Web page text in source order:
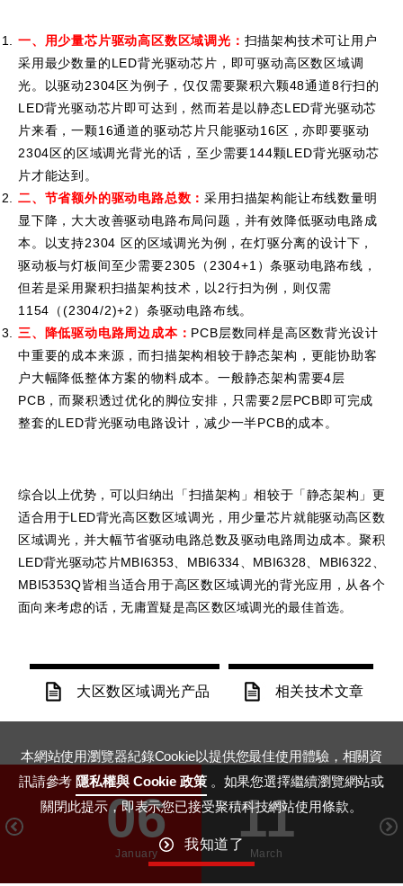
一、用少量芯片驱动高区数区域调光 ： 扫描架构技术可让用户
采用最少数量的LED背光驱动芯片，即可驱动高区数区域调
光。以驱动2304区为例子，仅仅需要聚积六颗48通道8行扫的
LED背光驱动芯片即可达到，然而若是以静态LED背光驱动芯
片来看，一颗16通道的驱动芯片只能驱动16区，亦即要驱动
2304区的区域调光背光的话，至少需要144颗LED背光驱动芯
片才能达到。
二、节省额外的驱动电路总数 ：采用扫描架构能让布线数量明
显下降，大大改善驱动电路布局问题，并有效降低驱动电路成
本。以支持2304 区的区域调光为例，在灯驱分离的设计下，
驱动板与灯板间至少需要2305（2304+1）条驱动电路布线，
但若是采用聚积扫描架构技术，以2行扫为例，则仅需
1154（(2304/2)+2）条驱动电路布线。
三、降低驱动电路周边成本： PCB层数同样是高区数背光设计
中重要的成本来源，而扫描架构相较于静态架构，更能协助客
户大幅降低整体方案的物料成本。一般静态架构需要4层
PCB，而聚积透过优化的脚位安排，只需要2层PCB即可完成
整套的LED背光驱动电路设计，减少一半PCB的成本。
综合以上优势，可以归纳出「扫描架构」相较于「静态架构」更
适合用于LED背光高区数区域调光，用少量芯片就能驱动高区数
区域调光，并大幅节省驱动电路总数及驱动电路周边成本。聚积
LED背光驱动芯片MBI6353、MBI6334、MBI6328、MBI6322、
MBI5353Q皆相当适合用于高区数区域调光的背光应用，从各个
面向来考虑的话，无庸置疑是高区数区域调光的最佳首选。
大区数区域调光产品 相关技术文章
06
January
11
March
本網站使用瀏覽器紀錄Cookie以提供您最佳使用體驗，相關資
訊請參考 隱私權與 Cookie 政策 。如果您選擇繼續瀏覽網站或
關閉此提示，即表示您已接受聚積科技網站使用條款。
我知道了